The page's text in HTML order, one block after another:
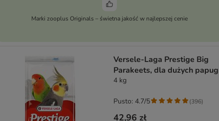
Marki zooplus Originals – świetna jakość w najlepszej cenie
Versele-Laga Prestige Big
Parakeets, dla dużych papug
4 kg
42,96 zł
Pusto: 4.7/5 (396)